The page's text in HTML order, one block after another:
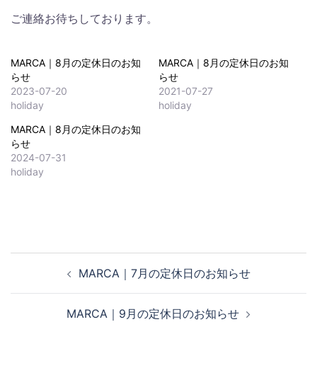
ご連絡お待ちしております。
MARCA｜8月の定休日のお知
らせ
2023-07-20
holiday
MARCA｜8月の定休日のお知
らせ
2021-07-27
holiday
MARCA｜8月の定休日のお知
らせ
2024-07-31
holiday
MARCA｜7月の定休日のお知らせ
MARCA｜9月の定休日のお知らせ